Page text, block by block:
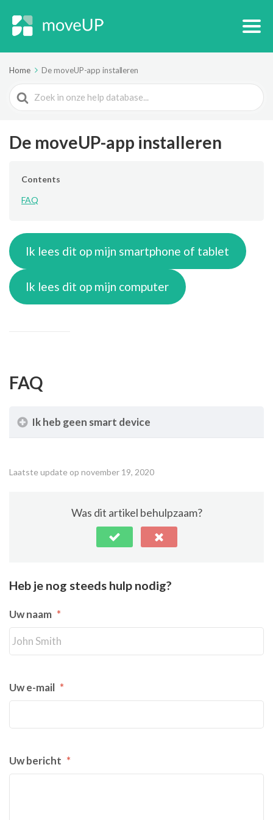
Home De moveUP-app installeren
Search
For
De moveUP-app installeren
Contents
FAQ
Ik lees dit op mijn smartphone of tablet
Ik lees dit op mijn computer
FAQ
Ik heb geen smart device
Laatste update op november 19, 2020
Was dit artikel behulpzaam?
Heb je nog steeds hulp nodig?
Uw naam *
Uw e-mail *
Uw bericht *